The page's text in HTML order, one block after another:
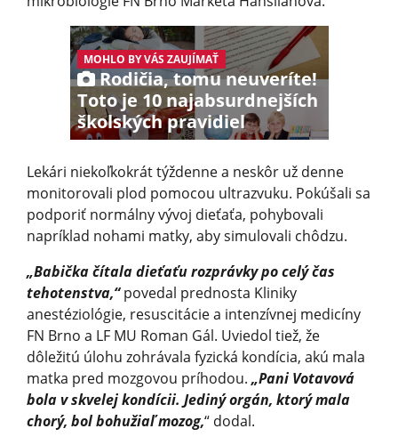
MOHLO BY VÁS ZAUJÍMAŤ
Rodičia, tomu neuveríte!
Toto je 10 najabsurdnejších
školských pravidiel
Lekári niekoľkokrát týždenne a neskôr už denne
monitorovali plod pomocou ultrazvuku. Pokúšali sa
podporiť normálny vývoj dieťaťa, pohybovali
napríklad nohami matky, aby simulovali chôdzu.
„Babička čítala dieťaťu rozprávky po celý čas
tehotenstva,“povedal prednosta Kliniky
anestéziológie, resuscitácie a intenzívnej medicíny
FN Brno a LF MU Roman Gál. Uviedol tiež, že
dôležitú úlohu zohrávala fyzická kondícia, akú mala
matka pred mozgovou príhodou. „Pani Votavová
bola v skvelej kondícii. Jediný orgán, ktorý mala
chorý, bol bohužiaľ mozog,“ dodal.